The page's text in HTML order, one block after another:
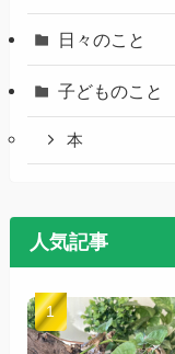
日々のこと
子どものこと
本
人気記事